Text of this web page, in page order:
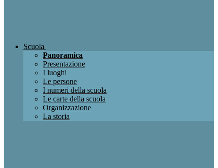
Scuola
Panoramica
Presentazione
I luoghi
Le persone
I numeri della scuola
Le carte della scuola
Organizzazione
La storia